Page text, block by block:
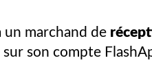
marchand de
son compte